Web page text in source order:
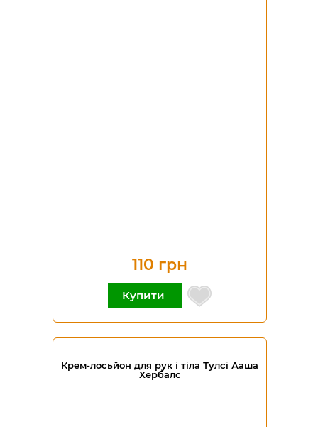
110 грн
Купити
Крем-лосьйон для рук і тіла Тулсі Ааша
Хербалс